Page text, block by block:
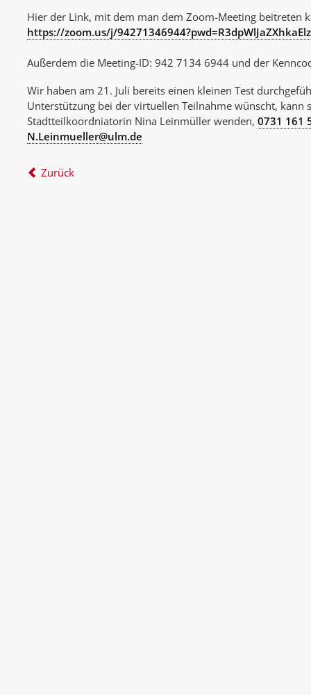
Hier der Link, mit dem man dem Zoom-Meeting beitreten
https://zoom.us/j/
Außerdem die Meeting-ID: 942 7134 6944 und der
Wir haben am 21. Juli bereits einen kleinen Test
Unterstützung bei der virtuellen Teilnahme wünscht, kann
Stadtteilkoordniatorin Nina Leinmüller wenden,0731 161
N.Leinmueller@ulm.de
Zurück